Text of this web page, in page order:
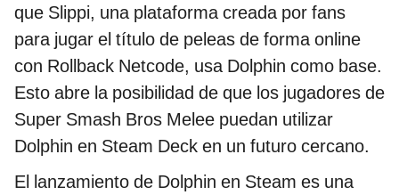
que Slippi, una plataforma creada por fans
para jugar el título de peleas de forma online
con Rollback Netcode, usa Dolphin como base.
Esto abre la posibilidad de que los jugadores de
Super Smash Bros Melee puedan utilizar
Dolphin en Steam Deck en un futuro cercano.
El lanzamiento de Dolphin en Steam es una